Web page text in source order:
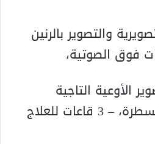
والتصوير بالرنين
فوق الصوتية،
الأوعية التاجية
والأوعية القلبية والقسطرة، – 3 قاعات للعلاج